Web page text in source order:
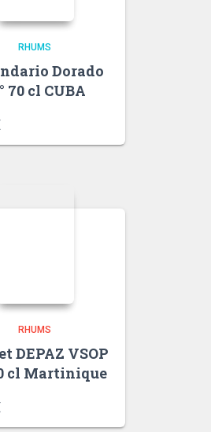
RHUMS
Dorado
70 cl CUBA
RHUMS
DEPAZ VSOP
cl Martinique